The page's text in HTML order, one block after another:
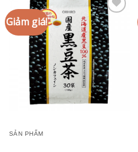
Giảm giá!
Add to
wishlist
SẢN PHẨM